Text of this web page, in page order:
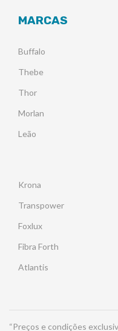
MARCAS
Buffalo
Thebe
Thor
Morlan
Leão
Krona
Transpower
Foxlux
Fibra Forth
Atlantis
“Preços e condições